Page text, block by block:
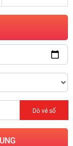
Dò vé số